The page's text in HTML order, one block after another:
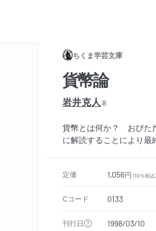
ちくま学芸文庫
貨幣論
岩井克人著
貨幣とは何か？ おびた
に解読することにより最
定価 1,056円 （10％税込）
Cコード 0133
刊行日 1998/03/10